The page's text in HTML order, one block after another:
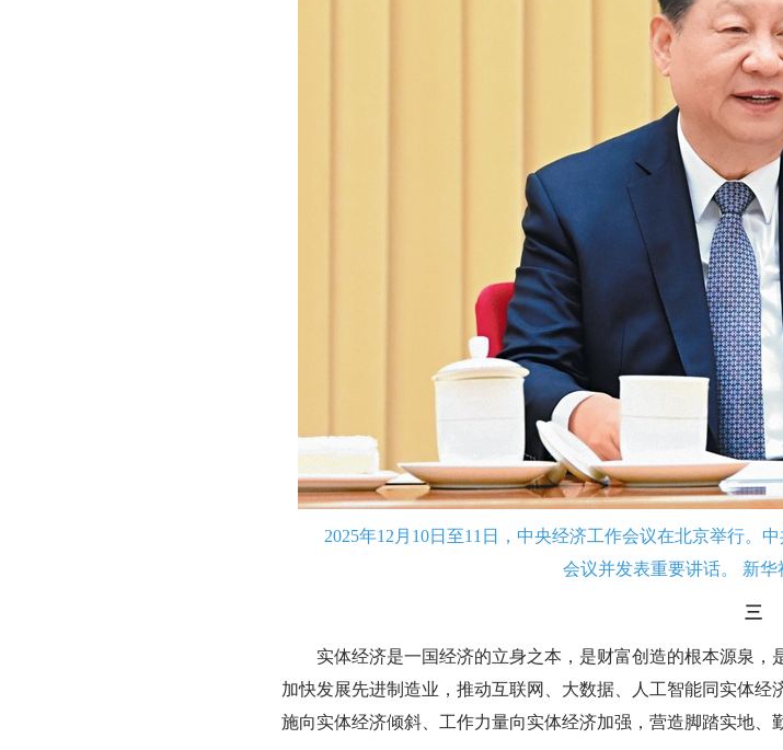
2025年12月10日至11日，中央经济工作会议在北京举行。
会议并发表重要讲话。 新
三
实体经济是一国经济的立身之本，是财富创造的根本源泉，
加快发展先进制造业，推动互联网、大数据、人工智能同实体
施向实体经济倾斜、工作力量向实体经济加强，营造脚踏实地、